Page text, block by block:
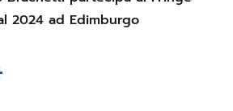
2024 ad Edimburgo